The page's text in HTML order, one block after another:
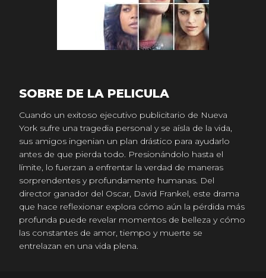
SOBRE DE LA PELICULA
Cuando un exitoso ejecutivo publicitario de Nueva
York sufre una tragedia personal y se aísla de la vida,
sus amigos ingenian un plan drástico para ayudarlo
antes de que pierda todo. Presionándolo hasta el
límite, lo fuerzan a enfrentar la verdad de maneras
sorprendentes y profundamente humanas. Del
director ganador del Oscar, David Frankel, este drama
que hace reflexionar explora cómo aún la pérdida más
profunda puede revelar momentos de belleza y cómo
las constantes de amor, tiempo y muerte se
entrelazan en una vida plena.